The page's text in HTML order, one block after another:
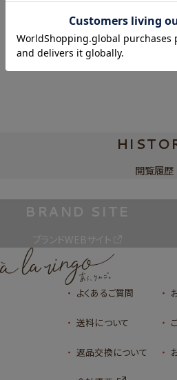
2
閲覧履歴
BRAND SITE
ブランドWEBサイト
よくあるご質問
送料について
返品交換について